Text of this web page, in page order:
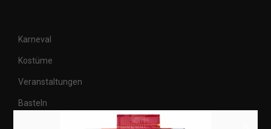
Karneval
Kostüme
Veranstaltungen
Basteln